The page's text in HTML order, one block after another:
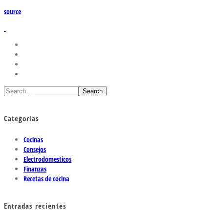
source
Search
Categorías
Cocinas
Consejos
Electrodomesticos
Finanzas
Recetas de cocina
Entradas recientes